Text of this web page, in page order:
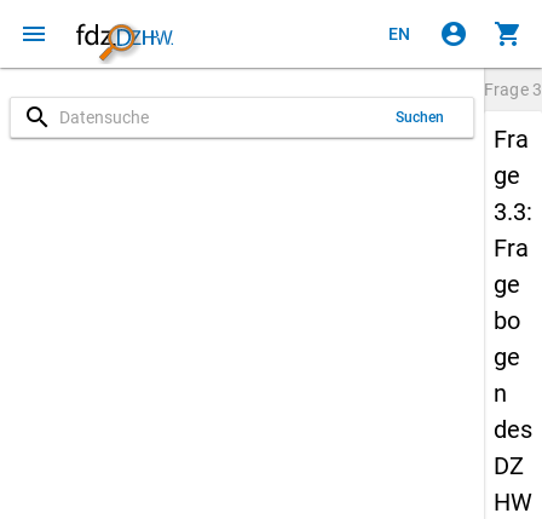
menu EN account_circle shopping_cart
search Suchen
Frage
Fra
ge
3.3:
Fra
ge
bo
ge
n
des
DZ
HW